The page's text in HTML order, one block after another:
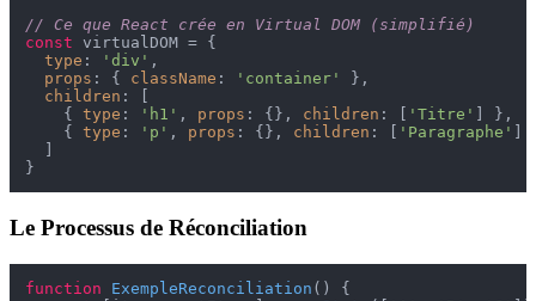
// Ce que React crée en Virtual DOM (simplifié)
const virtualDOM = {
type : 'div' ,
props : { className : 'container'
},
children : [
    {
type : 'h1' , props : {}, children : [ 'Titre'
] },
    {
type : 'p' , props : {}, children : [ 'Paragraphe'
Le Processus de Réconciliation
function ExempleReconciliation ( ) {